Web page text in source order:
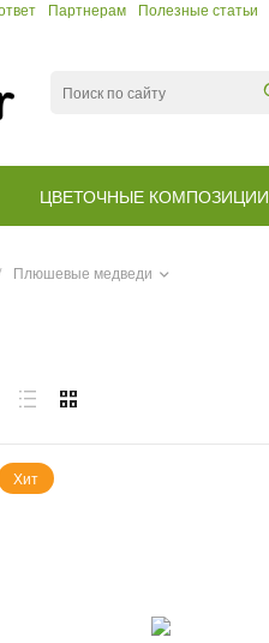
Партнерам Полезные статьи
ЦВЕТОЧНЫЕ КОМПОЗИЦИИ
Плюшевые медведи
Хит